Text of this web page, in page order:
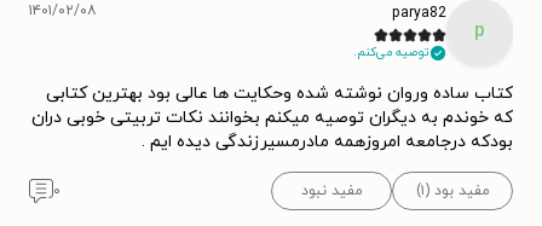
p
parya82
توصیه می‌کنم.
۱۴۰۱/۰۲/۰۸
کتاب ساده وروان نوشته شده وحکایت ها عالی بود بهترین کتابی
که خوندم به دیگران توصیه میکنم بخوانند نکات تربیتی خوبی دران
بودکه درجامعه امروزهمه مادرمسیرزندگی دیده ایم .
مفید بود (۱) مفید نبود ۰